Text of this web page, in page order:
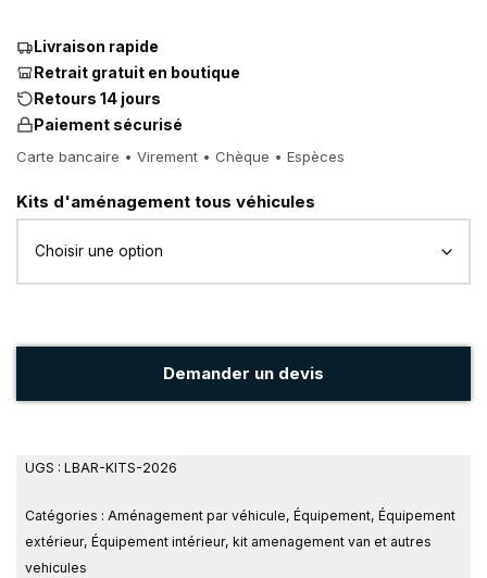
Livraison rapide
Retrait gratuit en boutique
Retours 14 jours
Paiement sécurisé
Carte bancaire • Virement • Chèque • Espèces
Kits d'aménagement tous véhicules
Demander un devis
UGS : LBAR-KITS-2026
Catégories : Aménagement par véhicule, Équipement, Équipement
extérieur, Équipement intérieur, kit amenagement van et autres
vehicules